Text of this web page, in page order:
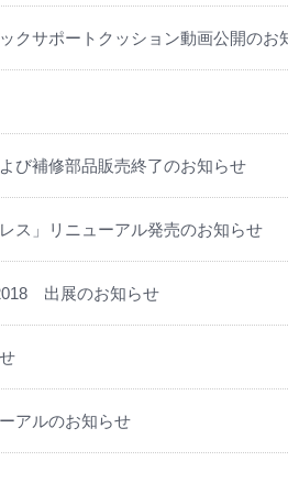
クサポートクッション動画公開のお
び補修部品販売終了のお知らせ
ス」リニューアル発売のお知らせ
出展のお知らせ
アルのお知らせ